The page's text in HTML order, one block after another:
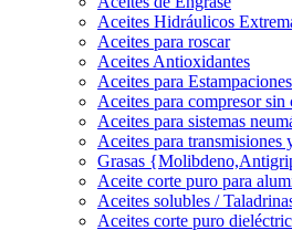
Aceites Hidráulicos
Aceites para roscar
Aceites Antioxidantes
Aceites para Estampaciones
Aceites para compresor sin
Aceites para sistemas
Aceites para transmisiones
Grasas
Aceite corte puro para
Aceites solubles /
Aceites corte puro